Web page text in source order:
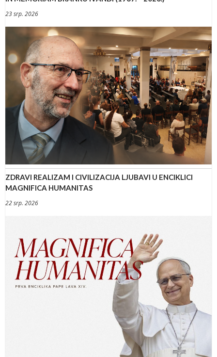
23 srp. 2026
ZDRAVI REALIZAM I CIVILIZACIJA LJUBAVI U ENCIKLICI
MAGNIFICA HUMANITAS
22 srp. 2026